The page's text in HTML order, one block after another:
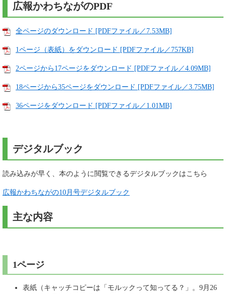
広報かわちながのPDF
全ページのダウンロード [PDFファイル／7.53MB]
1ページ（表紙）をダウンロード [PDFファイル／757KB]
2ページから17ページをダウンロード [PDFファイル／4.09MB]
18ページから35ページをダウンロード [PDFファイル／3.75MB]
36ページをダウンロード [PDFファイル／1.01MB]
デジタルブック
読み込みが早く、本のように閲覧できるデジタルブックはこちら
広報かわちながの10月号デジタルブック
主な内容
1ページ
表紙（キャッチコピーは「モルックって知ってる？」。9月26